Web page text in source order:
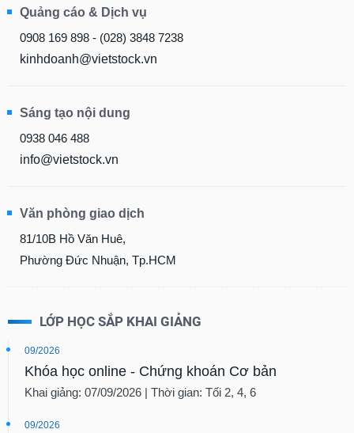
Quảng cáo & Dịch vụ
0908 169 898 - (028) 3848 7238
kinhdoanh@vietstock.vn
Sáng tạo nội dung
0938 046 488
info@vietstock.vn
Văn phòng giao dịch
81/10B Hồ Văn Huê,
Phường Đức Nhuận, Tp.HCM
LỚP HỌC SẮP KHAI GIẢNG
09/2026
Khóa học online - Chứng khoán Cơ bản
Khai giảng: 07/09/2026 | Thời gian: Tối 2, 4, 6
09/2026
cụ
đầu
tư
Truyền
tài
chính
Dữ
tài